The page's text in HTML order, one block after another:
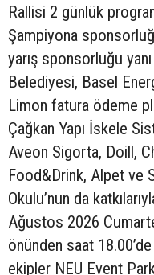
Rallisi 2 günlük
Şampiyona
yarış sponsorluğu
Belediyesi, Basel
Limon fatura ödeme
Çağkan Yapı İskele
Aveon Sigorta, Doill,
Food&Drink, Alpet ve
Okulu’nun da
Ağustos 2026
önünden saat
ekipler NEU Event